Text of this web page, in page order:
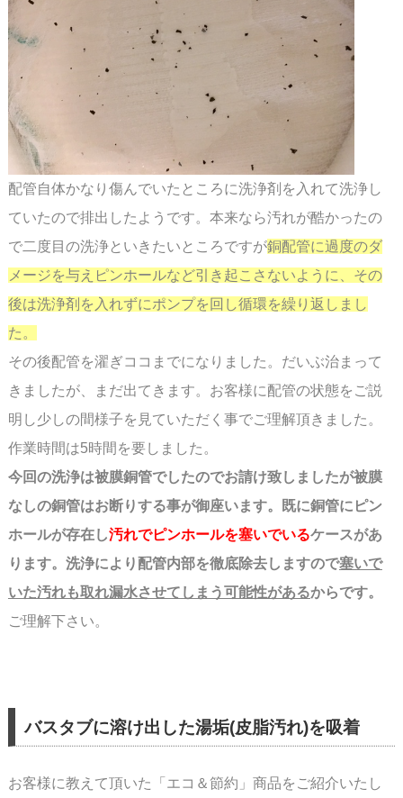
配管自体かなり傷んでいたところに洗浄剤を入れて洗浄し
ていたので排出したようです。 本来なら汚れが酷かったの
で二度目の洗浄といきたいところですが銅配管に過度のダ
メージを与えピンホールなど引き起こさないように、その
後は洗浄剤を入れずにポンプを 回し循環を繰り返しまし
た。
その後配管を濯ぎココまでになりました。だいぶ治まって
きましたが、まだ出てきます。 お客様に配管の状態をご説
明し少しの間様子を見ていただく事でご理解頂きました。
作業時間は5時間を要しました。
今回の洗浄は被膜銅管でしたのでお請け致しましたが被膜
なしの銅管はお断りする事が御座います。既に銅管にピン
ホールが存在し汚れでピンホールを塞いでいるケースがあ
ります。洗浄により配管内部を徹底除去しますので塞いで
いた汚れも取れ漏水させて しまう可能性があるからです。
ご理解下さい。
バスタブに溶け出した湯垢(皮脂汚れ)を吸着
お客様に教えて頂いた「エコ＆節約」商品をご紹介いたし